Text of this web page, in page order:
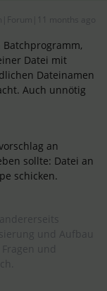
Datei mit
Dateinamen
Auch unnötig
an
sollte: Datei an
schicken.